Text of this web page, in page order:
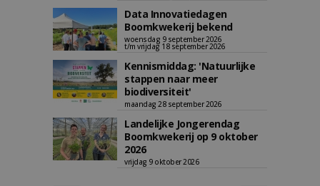
Data Innovatiedagen
Boomkwekerij bekend
woensdag 9 september 2026
t/m vrijdag 18 september 2026
Kennismiddag: 'Natuurlijke
stappen naar meer
biodiversiteit'
maandag 28 september 2026
Landelijke Jongerendag
Boomkwekerij op 9 oktober
2026
vrijdag 9 oktober 2026